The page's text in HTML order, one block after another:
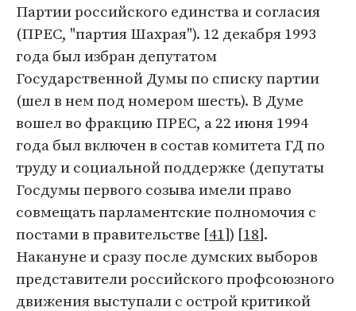
Партии российского единства и согласия
(ПРЕС, "партия Шахрая"). 12 декабря 1993
года был избран депутатом
Государственной Думы по списку партии
(шел в нем под номером шесть). В Думе
вошел во фракцию ПРЕС, а 22 июня 1994
года был включен в состав комитета ГД по
труду и социальной поддержке (депутаты
Госдумы первого созыва имели право
совмещать парламентские полномочия с
постами в правительстве [41]) [18].
Накануне и сразу после думских выборов
представители российского профсоюзного
движения выступали с острой критикой